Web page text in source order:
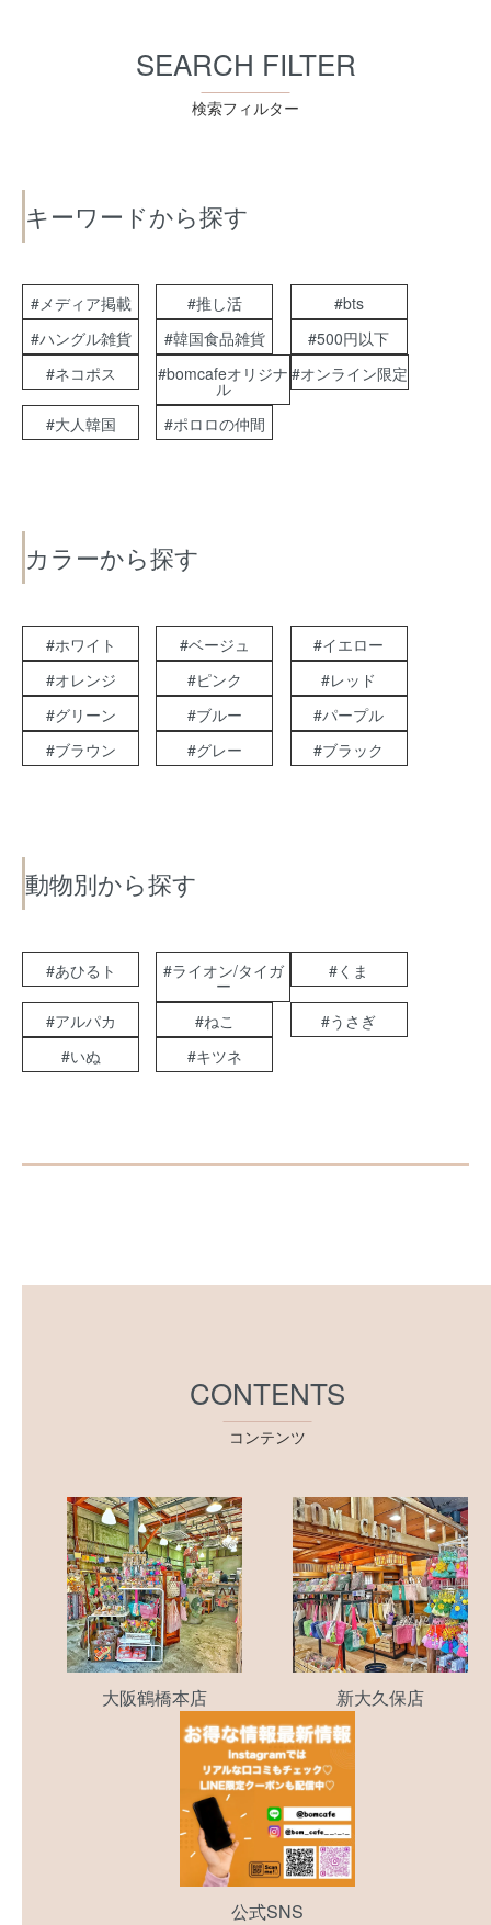
SEARCH FILTER
検索フィルター
キーワードから探す
#メディア掲載 #推し活
#bts
#ハングル雑貨
#韓国食品雑貨
#500円以下
#ネコポス
#bomcafeオリジナ
ル
#オンライン限定
#大人韓国 #ポロロの仲間
カラーから探す
#ホワイト #ベージュ
#イエロー
#オレンジ
#ピンク
#レッド
#グリーン
#ブルー
#パープル
#ブラウン
#グレー #ブラック
動物別から探す
#あひるト #ライオン/タイガ
ー
#くま
#アルパカ #ねこ
#うさぎ
#いぬ
#キツネ
CONTENTS
コンテンツ
大阪鶴橋本店 新大久保店
公式SNS